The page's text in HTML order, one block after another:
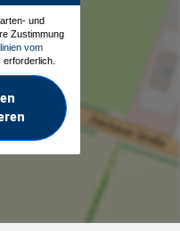
und
Zustimmung
vom
erforderlich.